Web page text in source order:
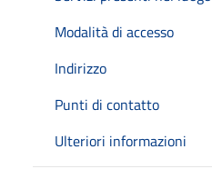
Modalità di accesso
Indirizzo
Punti di contatto
Ulteriori informazioni